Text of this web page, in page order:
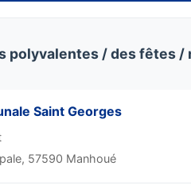
polyvalentes / des fêtes /
Saint Georges
57590 Manhoué